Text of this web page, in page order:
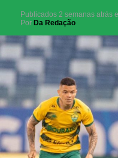
Publicados 2 semanas atrás
Por Da Redação